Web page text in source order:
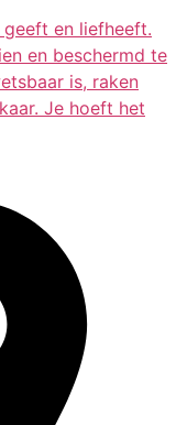
en liefheeft.
en beschermd te
is, raken
Je hoeft het